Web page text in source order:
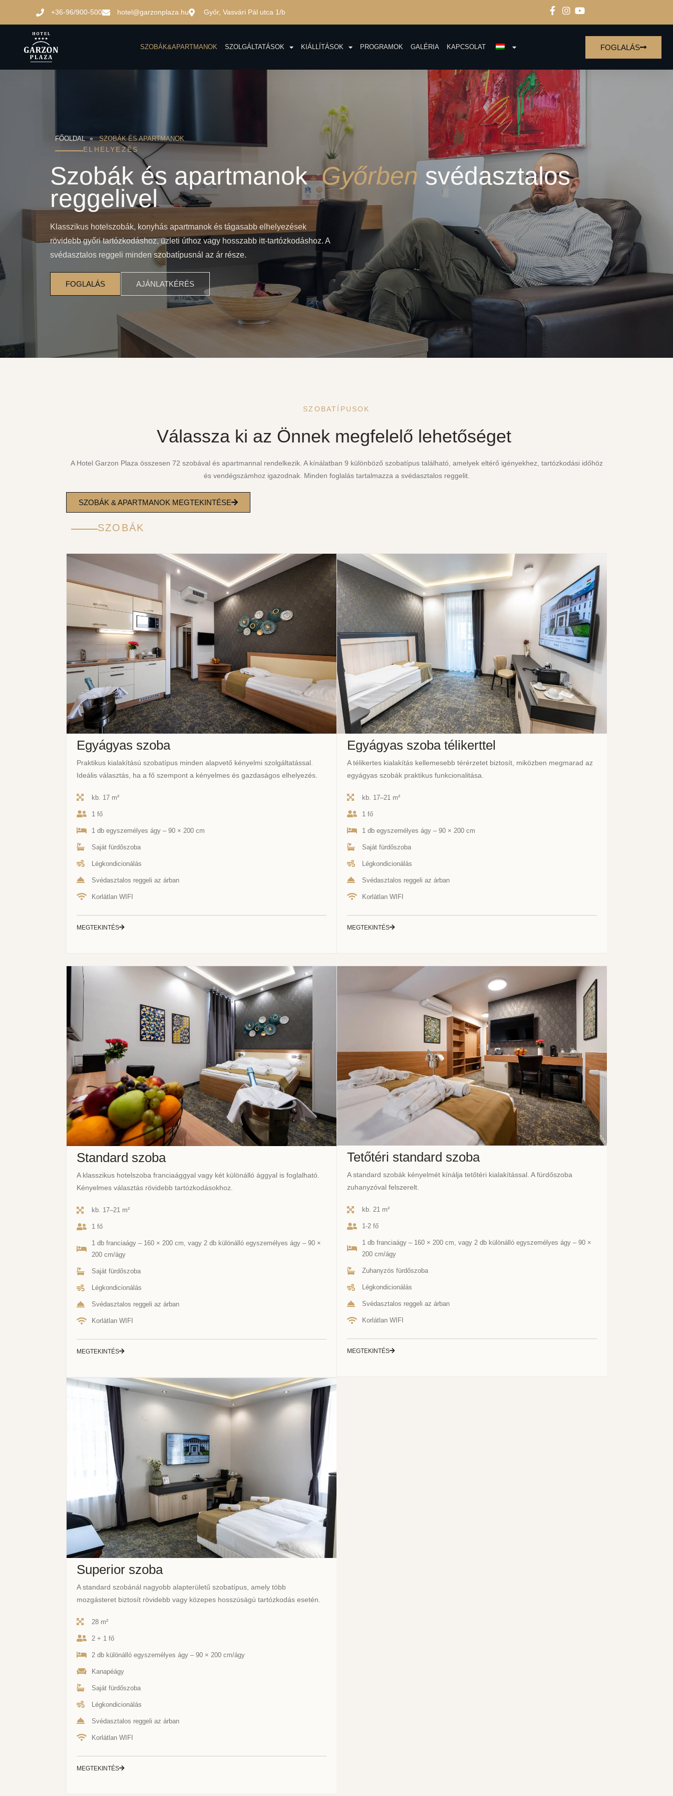
+36-96/900-500 hotel@garzonplaza.hu Győr, Vasvári Pál utca 1/b
SZOBÁK&APARTMANOK SZOLGÁLTATÁSOK KIÁLLÍTÁSOK PROGRAMOK GALÉRIA KAPCSOLAT FOGLALÁS
FŐOLDAL SZOBÁK ÉS APARTMANOK
ELHELYEZÉS
Szobák és apartmanok Győrben svédasztalos
reggelivel
Klasszikus hotelszobák, konyhás apartmanok és tágasabb elhelyezések
rövidebb győri tartózkodáshoz, üzleti úthoz vagy hosszabb itt-tartózkodáshoz. A
svédasztalos reggeli minden szobatípusnál az ár része.
FOGLALÁS AJÁNLATKÉRÉS
SZOBATÍPUSOK
Válassza ki az Önnek megfelelő lehetőséget
A Hotel Garzon Plaza összesen 72 szobával és apartmannal rendelkezik. A kínálatban 9 különböző szobatípus található, amelyek eltérő igényekhez, tartózkodási időhöz
és vendégszámhoz igazodnak. Minden foglalás tartalmazza a svédasztalos reggelit.
SZOBÁK & APARTMANOK MEGTEKINTÉSE
SZOBÁK
Egyágyas szoba
Praktikus kialakítású szobatípus minden alapvető kényelmi szolgáltatással.
Ideális választás, ha a fő szempont a kényelmes és gazdaságos elhelyezés.
kb. 17 m²
1 fő
1 db egyszemélyes ágy – 90 × 200 cm
Saját fürdőszoba
Légkondicionálás
Svédasztalos reggeli az árban
Korlátlan WIFI
MEGTEKINTÉS
Egyágyas szoba télikerttel
A télikertes kialakítás kellemesebb térérzetet biztosít, miközben megmarad az
egyágyas szobák praktikus funkcionalitása.
kb. 17–21 m²
1 fő
1 db egyszemélyes ágy – 90 × 200 cm
Saját fürdőszoba
Légkondicionálás
Svédasztalos reggeli az árban
Korlátlan WIFI
MEGTEKINTÉS
Standard szoba
A klasszikus hotelszoba franciaággyal vagy két különálló ággyal is foglalható.
Kényelmes választás rövidebb tartózkodásokhoz.
kb. 17–21 m²
1 fő
1 db franciaágy – 160 × 200 cm, vagy 2 db különálló egyszemélyes ágy – 90 ×
200 cm/ágy
Saját fürdőszoba
Légkondicionálás
Svédasztalos reggeli az árban
Korlátlan WIFI
MEGTEKINTÉS
Tetőtéri standard szoba
A standard szobák kényelmét kínálja tetőtéri kialakítással. A fürdőszoba
zuhanyzóval felszerelt.
kb. 21 m²
1-2 fő
1 db franciaágy – 160 × 200 cm, vagy 2 db különálló egyszemélyes ágy – 90 ×
200 cm/ágy
Zuhanyzós fürdőszoba
Légkondicionálás
Svédasztalos reggeli az árban
Korlátlan WIFI
MEGTEKINTÉS
Superior szoba
A standard szobánál nagyobb alapterületű szobatípus, amely több
mozgásteret biztosít rövidebb vagy közepes hosszúságú tartózkodás esetén.
28 m²
2 + 1 fő
2 db különálló egyszemélyes ágy – 90 × 200 cm/ágy
Kanapéágy
Saját fürdőszoba
Légkondicionálás
Svédasztalos reggeli az árban
Korlátlan WIFI
MEGTEKINTÉS